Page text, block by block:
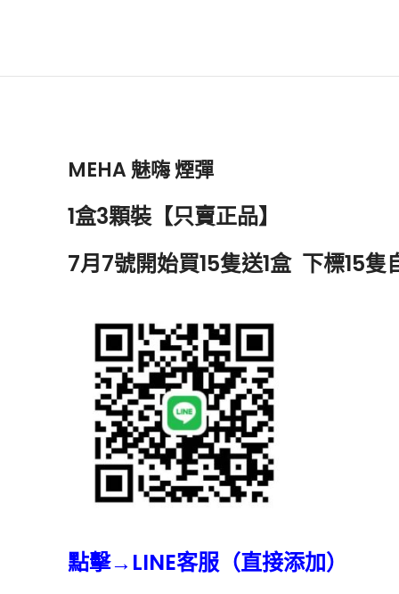
MEHA 魅嗨 煙彈
1盒3顆裝【只賣正品】
7月7號開始買15隻送1盒 下標15隻
點擊→LINE客服（直接添加）